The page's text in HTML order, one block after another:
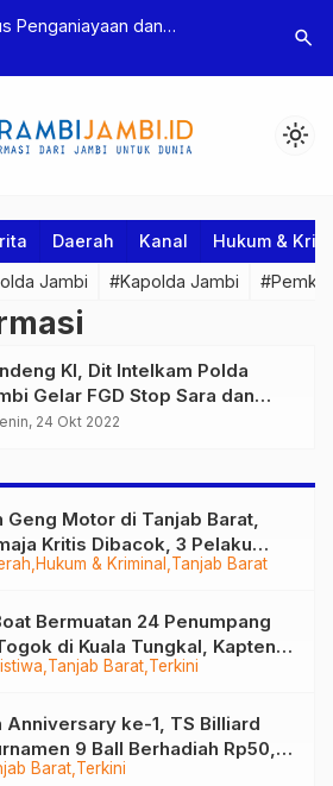
Penganiayaan dan
Tetapkan Dua Tersangka
Polres
Dua
search
light_mode
Daerah Kanal Hukum &
Jambi #Kapolda Jambi
KI, Dit Intelkam Polda
Gelar FGD Stop Sara dan
24 Okt 2022
Hukum & Kriminal Tanjab Barat
Geng Motor di Tanjab Barat,
Kritis Dibacok, 3 Pelaku
Tanjab Barat Terkini
Bermuatan 24 Penumpang
di Kuala Tungkal, Kapten
Barat Terkini
Anniversary ke-1, TS Billiard
9 Ball Berhadiah Rp50,8